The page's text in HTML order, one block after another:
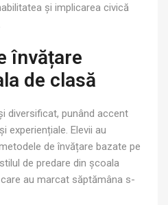
și implicarea civică
învățare
de clasă
diversificat, punând accent
experiențiale. Elevii au
de învățare bazate pe
de predare din școala
au marcat săptămâna s-